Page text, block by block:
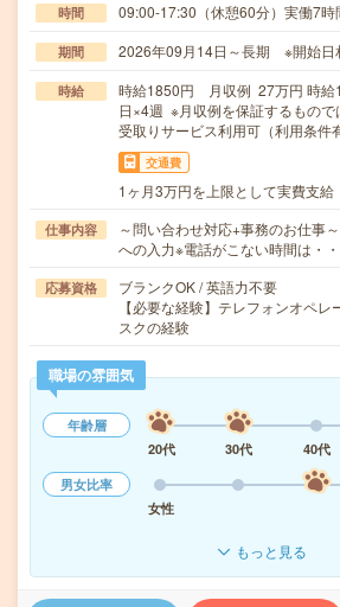
時間 09:00-17:30（休憩60分）実働7時
期間 2026年09月14日～長期 ※開始日
時給
時給1850円 月収例 27万円 時給
日×4週 ※月収例を保証するもの
受取りサービス利用可（利用条件
交通費
1ヶ月3万円を上限として実費支給
仕事内容
～問い合わせ対応+事務のお仕事
への入力※電話がこない時間は・
応募資格
ブランクOK / 英語力不要
【必要な経験】テレフォンオペ
スクの経験
職場の雰囲気
年齢層
20代
30代 40代
男女比率
女性
もっと見る